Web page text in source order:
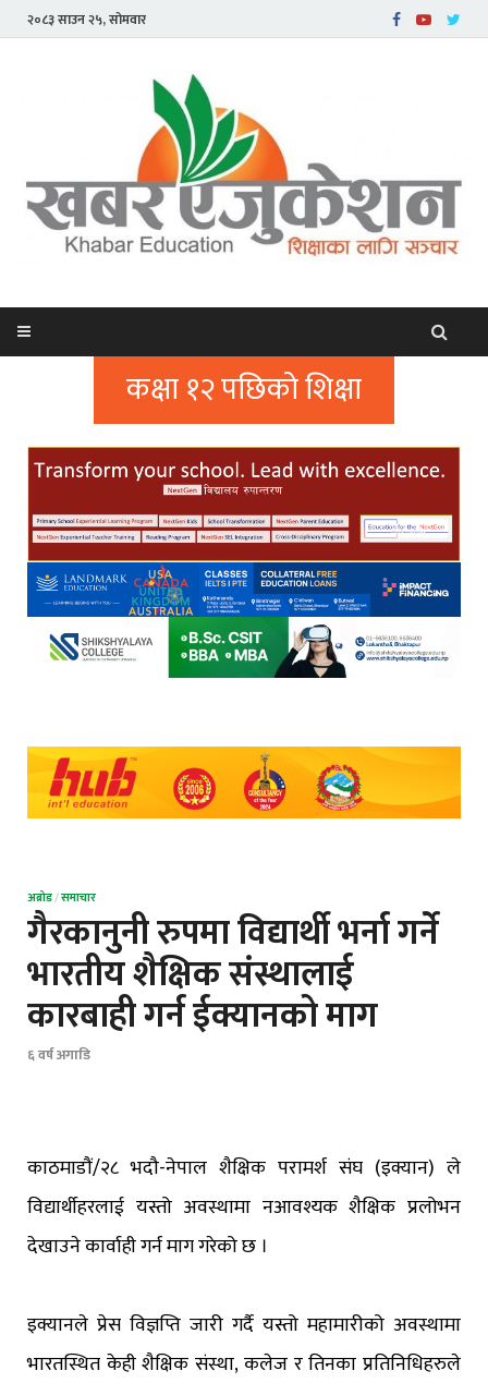
२०८३ साउन २५, सोमवार
कक्षा १२ पछिको शिक्षा
अब्रोड/समाचार
गैरकानुनी रुपमा विद्यार्थी भर्ना गर्ने
भारतीय शैक्षिक संस्थालाई
कारबाही गर्न ईक्यानको माग
६ वर्ष अगाडि
काठमाडौं/२८ भदौ-नेपाल शैक्षिक परामर्श संघ (इक्यान) ले
विद्यार्थीहरलाई यस्तो अवस्थामा नआवश्यक शैक्षिक प्रलोभन
देखाउने कार्वाही गर्न माग गरेको छ ।
इक्यानले प्रेस विज्ञप्ति जारी गर्दै यस्तो महामारीको अवस्थामा
भारतस्थित केही शैक्षिक संस्था, कलेज र तिनका प्रतिनिधिहरुले